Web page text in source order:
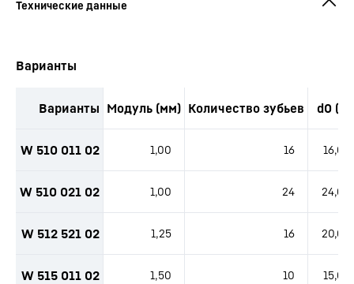
Варианты
Варианты Модуль (мм) Количество зубьев d0
W 510 011 02 1,00 16 16,00
W 510 021 02 1,00 24 24,00
W 512 521 02 1,25 16 20,00
W 515 011 02 1,50 10 15,00